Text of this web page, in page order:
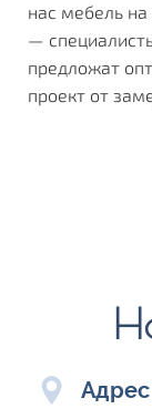
нас мебель
—
предложат
проект от